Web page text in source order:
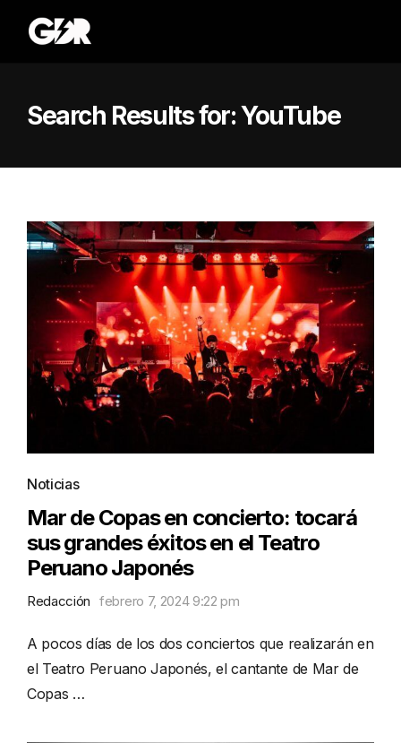
Search Results for:YouTube
Noticias
Mar de Copas en concierto: tocará
sus grandes éxitos en el Teatro
Peruano Japonés
Redacción febrero 7, 2024 9:22 pm
A pocos días de los dos conciertos que realizarán en
el Teatro Peruano Japonés, el cantante de Mar de
Copas …